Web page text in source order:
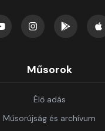
Műsorok
Élő adás
Műsorújság és archívum